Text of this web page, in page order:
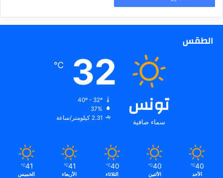
الطقس
تونس
سماء صافية
32
℃
37%
2.31 كيلومتر/ساعة
40
℃
الأحد
40
℃
الأثنين
40
℃
الثلاثاء
41
℃
الأربعاء
41
℃
الخميس